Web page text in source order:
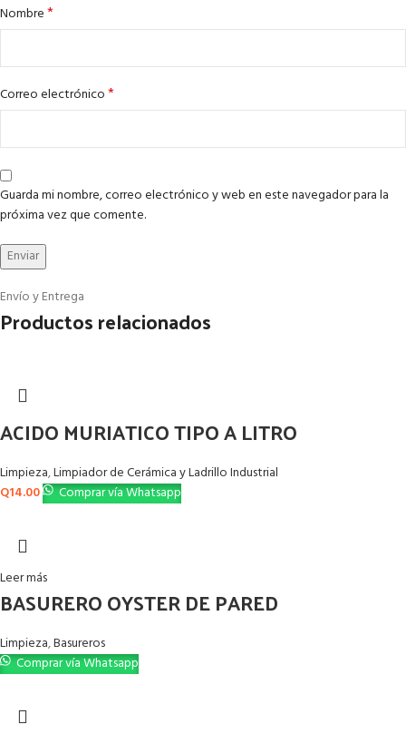
Nombre*
Correo electrónico*
Guarda mi nombre, correo electrónico y web en este navegador para la
próxima vez que comente.
Envío y Entrega
Productos relacionados
ACIDO MURIATICO TIPO A LITRO
Limpieza,Limpiador de Cerámica y Ladrillo Industrial
Q14.00 Comprar vía Whatsapp
Leer más
BASURERO OYSTER DE PARED
Limpieza,Basureros
Comprar vía Whatsapp